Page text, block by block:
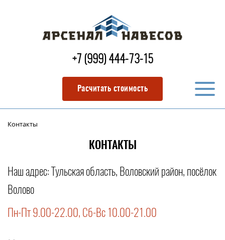
+7 (999) 444-73-15
Расчитать стоимость
Контакты
КОНТАКТЫ
Наш адрес: Тульская область, Воловский район, посёлок
Волово
Пн-Пт 9.00-22.00, Сб-Вс 10.00-21.00